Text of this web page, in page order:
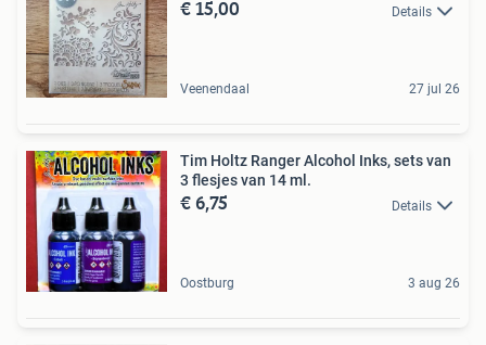
€ 15,00 Details
Veenendaal 27 jul 26
Tim Holtz Ranger Alcohol Inks, sets van
3 flesjes van 14 ml.
€ 6,75 Details
Oostburg 3 aug 26